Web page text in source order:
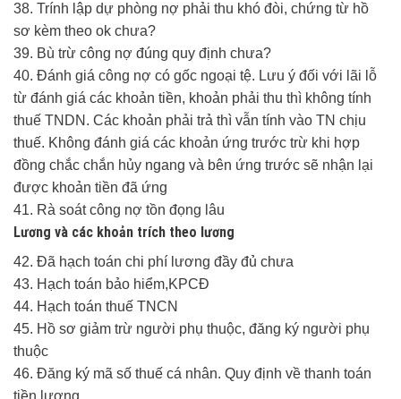
38. Trính lập dự phòng nợ phải thu khó đòi, chứng từ hồ
sơ kèm theo ok chưa?
39. Bù trừ công nợ đúng quy định chưa?
40. Đánh giá công nợ có gốc ngoại tệ. Lưu ý đối với lãi lỗ
từ đánh giá các khoản tiền, khoản phải thu thì không tính
thuế TNDN. Các khoản phải trả thì vẫn tính vào TN chịu
thuế. Không đánh giá các khoản ứng trước trừ khi hợp
đồng chắc chắn hủy ngang và bên ứng trước sẽ nhận lại
được khoản tiền đã ứng
41. Rà soát công nợ tồn đọng lâu
Lương và các khoản trích theo lương
42. Đã hạch toán chi phí lương đầy đủ chưa
43. Hạch toán bảo hiểm,KPCĐ
44. Hạch toán thuế TNCN
45. Hồ sơ giảm trừ người phụ thuộc, đăng ký người phụ
thuộc
46. Đăng ký mã số thuế cá nhân. Quy định về thanh toán